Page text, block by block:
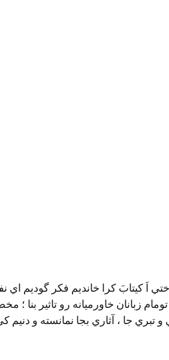
اَ كيتابَ كرا خانديم فكر گوديم اي
زبانان خاورميانه رو تاثير بنا ؛
جا ، آثاري بجا نمانسته و دنيم